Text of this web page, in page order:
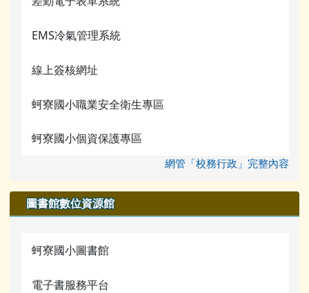
校務行政
蚵寮評鑑網站
電腦課程資源
宣導網站
檔案下載
行事曆
EMS冷氣管理系統
線上簽核網址
蚵寮國小職業安全衛生專區
蚵寮國小個資保護專區
網管「校務行政」完整內容
圖書館數位資源館
蚵寮國小圖書館
電子書服務平台